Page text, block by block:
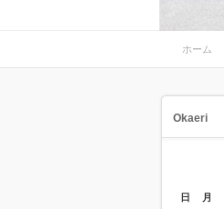
ホーム
Okaeri
日 月